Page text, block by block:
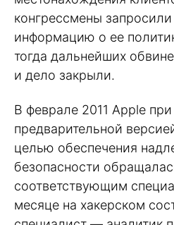
конгрессмены
информацию о ее
тогда дальнейших
и дело закрыли.
В феврале 2011 Apple при
предварительной
целью обеспечения
безопасности
соответствующим
месяце на хакерском